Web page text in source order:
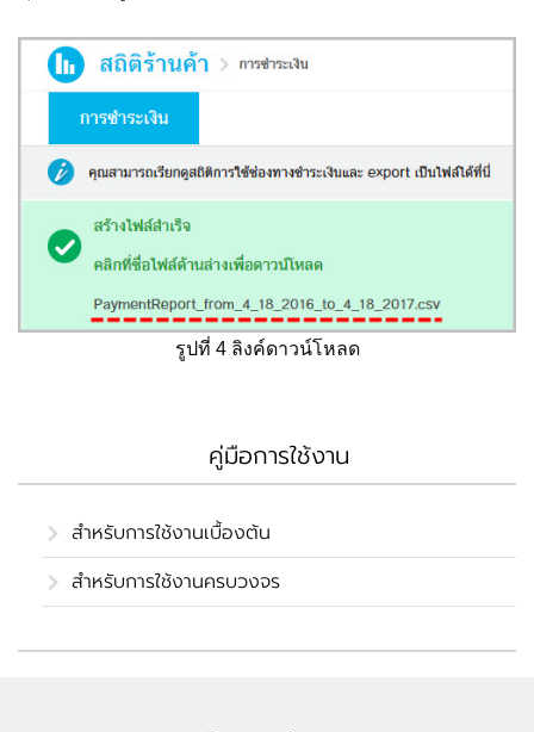
รูปที่ 4 ลิงค์ดาวน์โหลด
คู่มือการใช้งาน
สำหรับการใช้งานเบื้องต้น
สำหรับการใช้งานครบวงจร